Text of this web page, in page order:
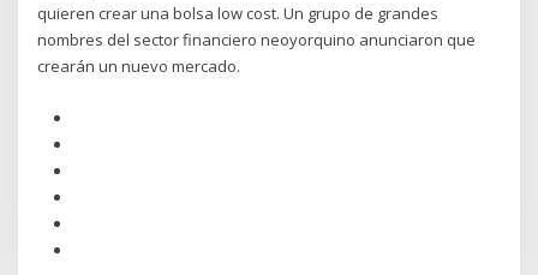
quieren crear una bolsa low cost. Un grupo de grandes
nombres del sector financiero neoyorquino anunciaron que
crearán un nuevo mercado.